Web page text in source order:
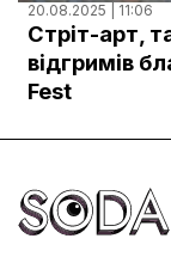
Документи
20.08.2025 | 11:06
Стріт-арт,
відгримів
Fest